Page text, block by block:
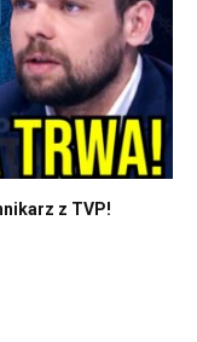
z TVP!